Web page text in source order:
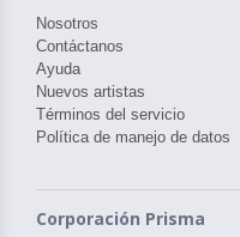
Nosotros
Contáctanos
Ayuda
Nuevos artistas
Términos del servicio
Política de manejo de datos
Corporación Prisma